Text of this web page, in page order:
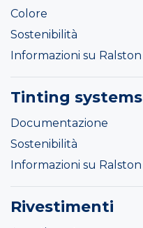
Colore
Sostenibilità
Informazioni su Ralston
Tinting systems
Documentazione
Sostenibilità
Informazioni su Ralston
Rivestimenti